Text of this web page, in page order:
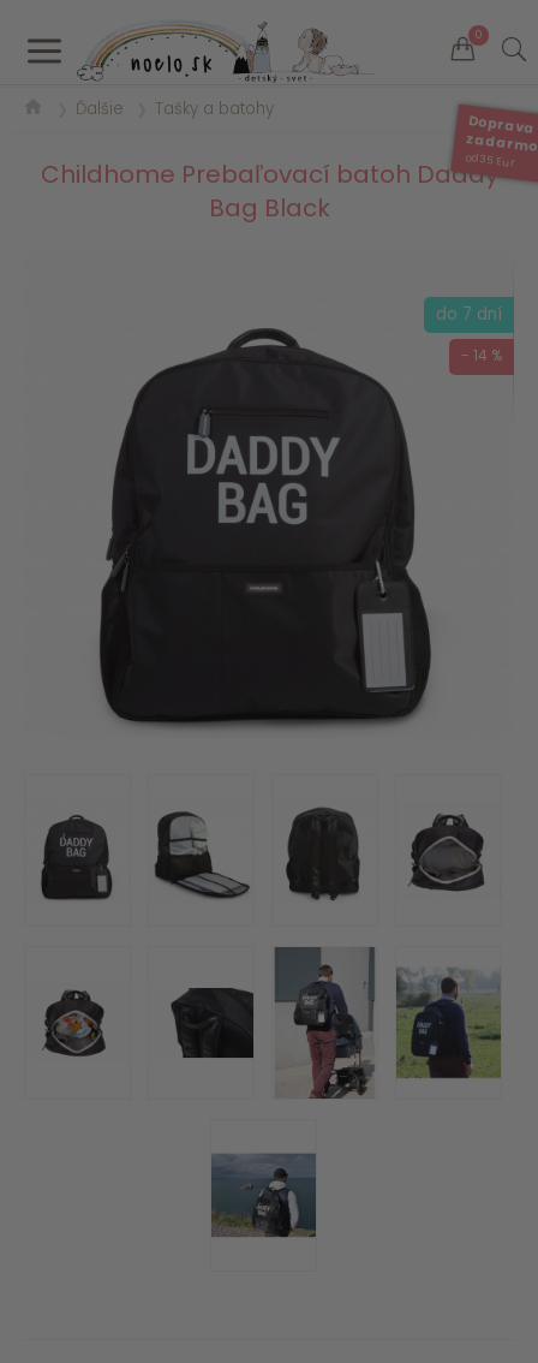
a 0
Doprava
od 35 Eur
Ďalšie Tašky a batohy
Childhome Prebaľovací batoh Daddy
Bag Black
do 7 dní
- 14 %